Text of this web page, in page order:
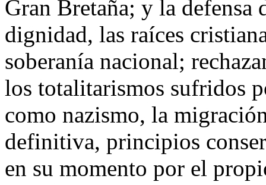
Gran Bretaña; y la defensa
dignidad, las raíces
soberanía nacional;
los totalitarismos sufridos
como nazismo, la
definitiva, principios
en su momento por el